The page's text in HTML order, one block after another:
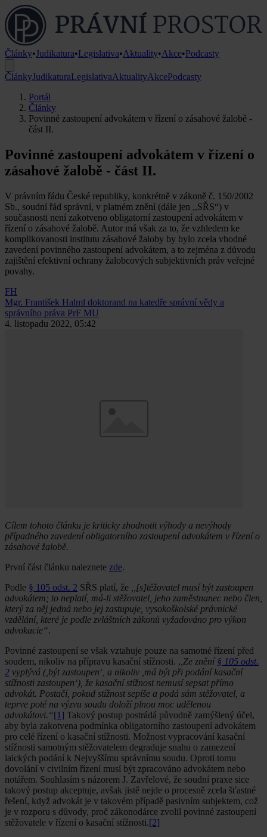
Články•Judikatura•Legislativa•Aktuality•Akce•Podcasty
ČlánkyJudikaturaLegislativaAktualityAkcePodcasty
Portál
Články
Povinné zastoupení advokátem v řízení o zásahové žalobě -
část II.
Povinné zastoupení advokátem v řízení o
zásahové žalobě - část II.
V právním řádu České republiky, konkrétně v zákoně č. 150/2002
Sb., soudní řád správní, v platném znění (dále jen ,,SŘS“) v
současnosti není zakotveno obligatorní zastoupení advokátem v
řízení o zásahové žalobě. Autor má však za to, že vzhledem ke
komplikovanosti institutu zásahové žaloby by bylo zcela vhodné
zavedení povinného zastoupení advokátem, a to zejména z důvodu
zajištění efektivní ochrany žalobcových subjektivních práv veřejné
povahy.
FH
Mgr. František Halml doktorand na katedře správní vědy a
správního práva PrF MU
4. listopadu 2022, 05:42
Cílem tohoto článku je kriticky zhodnotit výhody a nevýhody
případného zavedení obligatorního zastoupení advokátem v řízení o
zásahové žalobě.
První část článku naleznete zde.
Podle § 105 odst. 2 SŘS platí, že
,,[s]těžovatel musí být zastoupen
advokátem; to neplatí, má-li stěžovatel, jeho zaměstnanec nebo člen,
který za něj jedná nebo jej zastupuje, vysokoškolské právnické
vzdělání, které je podle zvláštních zákonů vyžadováno pro výkon
advokacie“.
Povinné zastoupení se však vztahuje pouze na samotné řízení před
soudem, nikoliv na přípravu kasační stížnosti. , ,Ze znění § 105 odst.
2 vyplývá (,být zastoupen‘, a nikoliv ,má být při podání kasační
stížnosti zastoupen‘), že kasační stížnost nemusí sepsat přímo
advokát. Postačí, pokud stížnost sepíše a podá sám stěžovatel, a
teprve poté na výzvu soudu doloží plnou moc udělenou
advokátovi.“[1] Takový postup postrádá původně zamýšlený účel,
aby byla zakotvena podmínka obligatorního zastoupení advokátem
pro celé řízení o kasační stížnosti. Možnost vypracování kasační
stížnosti samotným stěžovatelem degraduje snahu o zamezení
laických podání k Nejvyššímu správnímu soudu. Oproti tomu
dovolání v civilním řízení musí být zpracováno advokátem nebo
notářem. Souhlasím s názorem J. Zavřelové, že soudní praxe sice
takový postup akceptuje, avšak jistě nejde o procesně zcela šťastné
řešení, když advokát je v takovém případě pasivním subjektem, což
je v rozporu s důvody, proč zákonodárce zvolil povinné zastoupení
stěžovatele v řízení o kasační stížnosti.[2]